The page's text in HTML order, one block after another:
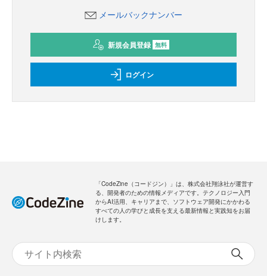
メールバックナンバー
新規会員登録 無料
ログイン
「CodeZine（コードジン）」は、株式会社翔泳社が運営す
る、開発者のための情報メディアです。テクノロジー入門
からAI活用、キャリアまで、ソフトウェア開発にかかわる
すべての人の学びと成長を支える最新情報と実践知をお届
けします。